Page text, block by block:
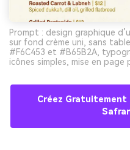
Prompt : design graphique
sur fond crème uni, sans
#F6C453 et #B65B2A,
icônes simples, mise en
Créez Gratuitement